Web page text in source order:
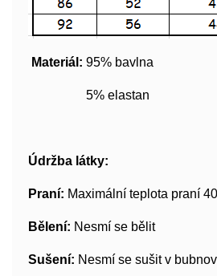
Materiál: 95% bavlna
5% elastan
Údržba látky:
Praní: Maximální teplota praní
Bělení: Nesmí se bělit
Sušení: Nesmí se sušit v